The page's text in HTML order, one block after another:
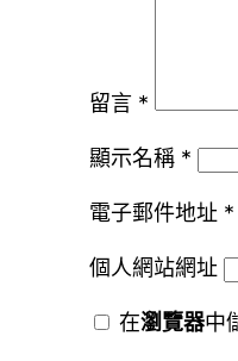
留言 *
顯示名稱 *
電子郵件地址 *
個人網站網址
在瀏覽器中